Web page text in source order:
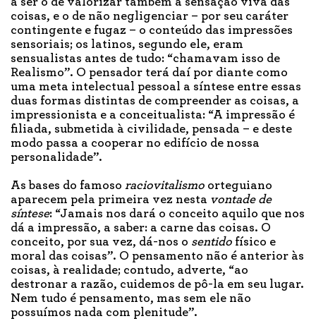
coisas, e o de não negligenciar – por seu caráter
contingente e fugaz – o conteúdo das impressões
sensoriais; os latinos, segundo ele, eram
sensualistas antes de tudo: “chamavam isso de
Realismo”. O pensador terá daí por diante como
uma meta intelectual pessoal a síntese entre essas
duas formas distintas de compreender as coisas, a
impressionista e a conceitualista: “A impressão é
filiada, submetida à civilidade, pensada – e deste
modo passa a cooperar no edifício de nossa
personalidade”.
As bases do famoso raciovitalismo orteguiano
aparecem pela primeira vez nesta vontade de
síntese: “Jamais nos dará o conceito aquilo que nos
dá a impressão, a saber: a carne das coisas. O
conceito, por sua vez, dá-nos o sentido físico e
moral das coisas”. O pensamento não é anterior às
coisas, à realidade; contudo, adverte, “ao
destronar a razão, cuidemos de pô-la em seu lugar.
Nem tudo é pensamento, mas sem ele não
possuímos nada com plenitude”.